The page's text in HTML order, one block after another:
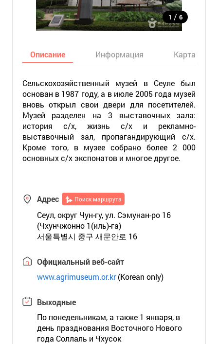
1 / 6
Описание Информация Карта
Сельскохозяйственный музей в Сеуле был
основан в 1987 году, а в июле 2005 года музей
вновь открыл свои двери для посетителей.
Музей разделен на 3 выставочных зала:
история с/х, жизнь с/х и рекламно-
выставочный зал, пропагандирующий с/х.
Кроме того, в музее собрано более 2 000
основных с/х экспонатов и многое другое.
Адрес Поиск маршрута
Сеул, округ Чун-гу, ул. Сэмунан-ро 16
(Чхунчжонно 1(иль)-га)
서울특별시 중구 새문안로 16
Официальный веб-сайт
www.agrimuseum.or.kr(Korean only)
Выходные
По понедельникам, а также 1 января, в
день празднования Восточного Нового
года Соллаль и Чхусок